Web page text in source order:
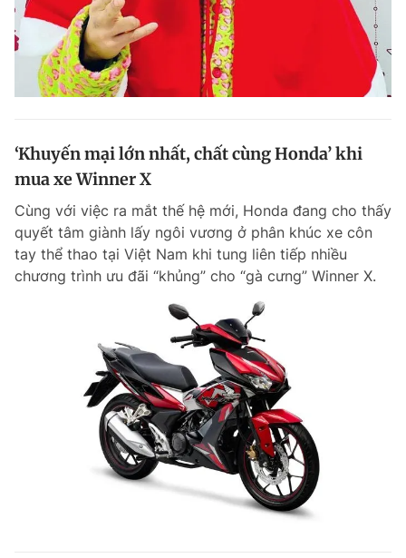
‘Khuyến mại lớn nhất, chất cùng Honda’ khi
mua xe Winner X
Cùng với việc ra mắt thế hệ mới, Honda đang cho thấy
quyết tâm giành lấy ngôi vương ở phân khúc xe côn
tay thể thao tại Việt Nam khi tung liên tiếp nhiều
chương trình ưu đãi “khủng” cho “gà cưng” Winner X.